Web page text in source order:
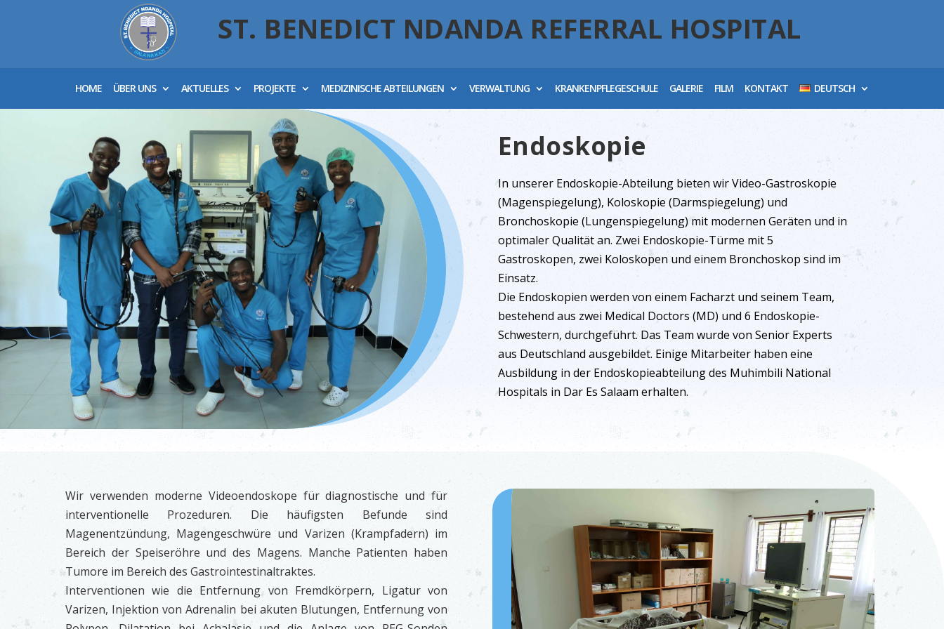
ST. BENEDICT NDANDA REFERRAL HOSPITAL
HOME ÜBER UNS AKTUELLES PROJEKTE MEDIZINISCHE ABTEILUNGEN VERWALTUNG KRANKENPFLEGESCHULE GALERIE FILM KONTAKT DEUTSCH
Endoskopie
In unserer Endoskopie-Abteilung bieten wir Video-Gastroskopie
(Magenspiegelung), Koloskopie (Darmspiegelung) und
Bronchoskopie (Lungenspiegelung) mit modernen Geräten und in
optimaler Qualität an. Zwei Endoskopie-Türme mit 5
Gastroskopen, zwei Koloskopen und einem Bronchoskop sind im
Einsatz.
Die Endoskopien werden von einem Facharzt und seinem Team,
bestehend aus zwei Medical Doctors (MD) und 6 Endoskopie-
Schwestern, durchgeführt. Das Team wurde von Senior Experts
aus Deutschland ausgebildet. Einige Mitarbeiter haben eine
Ausbildung in der Endoskopieabteilung des Muhimbili National
Hospitals in Dar Es Salaam erhalten.
Wir verwenden moderne Videoendoskope für diagnostische und für
interventionelle Prozeduren. Die häufigsten Befunde sind
Magenentzündung, Magengeschwüre und Varizen (Krampfadern) im
Bereich der Speiseröhre und des Magens. Manche Patienten haben
Tumore im Bereich des Gastrointestinaltraktes.
Interventionen wie die Entfernung von Fremdkörpern, Ligatur von
Varizen, Injektion von Adrenalin bei akuten Blutungen, Entfernung von